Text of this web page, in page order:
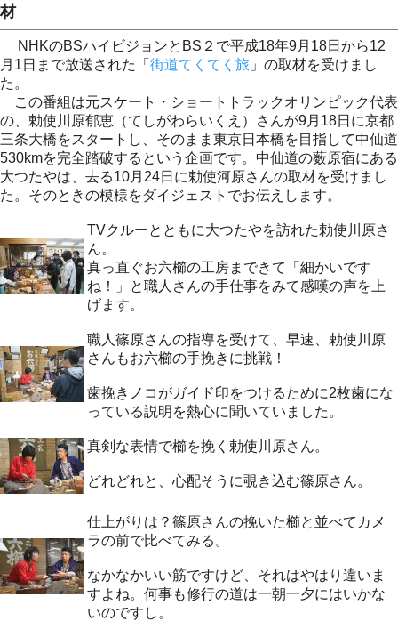
材
NHKのBSハイビジョンとBS２で平成18年9月18日から12
月1日まで放送された「 街道てくてく旅 」の取材を受けまし
た。
この番組は元スケート・ショートトラックオリンピック代表
の、勅使川原郁恵（てしがわらいくえ）さんが9月18日に京都
三条大橋をスタートし、そのまま東京日本橋を目指して中仙道
530kmを完全踏破するという企画です。中仙道の薮原宿にある
大つたやは、去る10月24日に勅使河原さんの取材を受けまし
た。そのときの模様をダイジェストでお伝えします。
TVクルーとともに大つたやを訪れた勅使川原さ
ん。
真っ直ぐお六櫛の工房まできて「細かいです
ね！」と職人さんの手仕事をみて感嘆の声を上
げます。
職人篠原さんの指導を受けて、早速、勅使川原
さんもお六櫛の手挽きに挑戦！
歯挽きノコがガイド印をつけるために2枚歯にな
っている説明を熱心に聞いていました。
真剣な表情で櫛を挽く勅使川原さん。
どれどれと、心配そうに覗き込む篠原さん。
仕上がりは？篠原さんの挽いた櫛と並べてカメ
ラの前で比べてみる。
なかなかいい筋ですけど、それはやはり違いま
すよね。何事も修行の道は一朝一夕にはいかな
いのですし。